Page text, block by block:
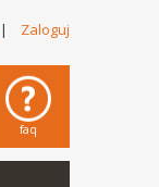
| Zaloguj
faq